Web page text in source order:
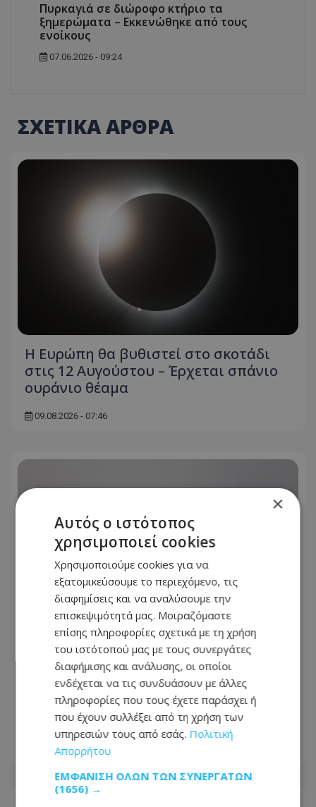
Πυρκαγιά σε διώροφο κτήριο τα
ξημερώματα – Εκκενώθηκε από τους
ενοίκους
07.06.2026 - 09:24
ΣΧΕΤΙΚΑ ΑΡΘΡΑ
Η Ευρώπη θα βυθιστεί στο σκοτάδι
στις 12 Αυγούστου – Έρχεται σπάνιο
ουράνιο θέαμα
09.08.2026 - 07:46
Όροι-«φωτιά» από το Ιράν για το
άνοιγμα των Στενών του Ορμούζ:
Επαναφέρει την αξίωση για
αποζημιώσεις, άρση κυρώσεων και
αποχώρηση των ΗΠΑ
08.08.2026 - 21:02
×
Αυτός ο ιστότοπος
χρησιμοποιεί cookies
Χρησιμοποιούμε cookies για να
εξατομικεύσουμε το περιεχόμενο, τις
διαφημίσεις και να αναλύσουμε την
επισκεψιμότητά μας. Μοιραζόμαστε
επίσης πληροφορίες σχετικά με τη χρήση
του ιστότοπού μας με τους συνεργάτες
διαφήμισης και ανάλυσης, οι οποίοι
ενδέχεται να τις συνδυάσουν με άλλες
πληροφορίες που τους έχετε παράσχει ή
που έχουν συλλέξει από τη χρήση των
υπηρεσιών τους από εσάς. Πολιτική
Απορρήτου
ΕΜΦΆΝΙΣΗ ΌΛΩΝ ΤΩΝ ΣΥΝΕΡΓΑΤΏΝ
(1656) →